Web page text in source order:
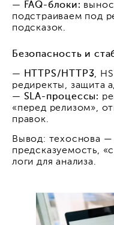
— FAQ-блоки:
подстраиваем под
подсказок.
Безопасность и
— HTTPS/HTTP3,
редиректы, защита
— SLA-процессы:
«перед релизом»,
правок.
Вывод: техоснова —
предсказуемость,
логи для анализа.